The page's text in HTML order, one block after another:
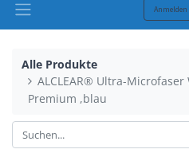
Anmelden
Alle Produkte
ALCLEAR® Ultra-
Premium ,blau